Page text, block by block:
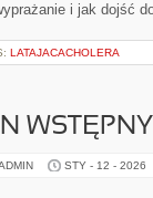
i jak dojść
LATAJACACHOLERA
STY - 12 - 2026